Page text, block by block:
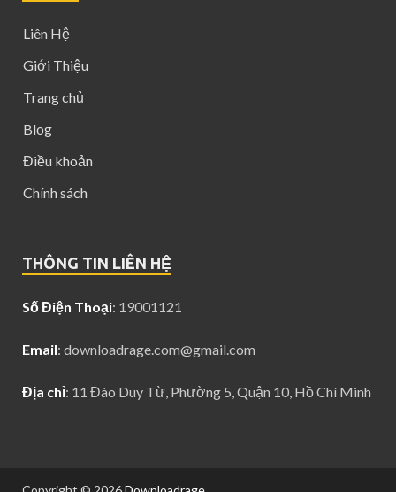
Liên Hệ
Giới Thiệu
Trang chủ
Blog
Điều khoản
Chính sách
THÔNG TIN LIÊN HỆ
Số Điện Thoại: 19001121
Email: downloadrage.com@gmail.com
Địa chỉ: 11 Đào Duy Từ, Phường 5, Quận 10, Hồ Chí Minh